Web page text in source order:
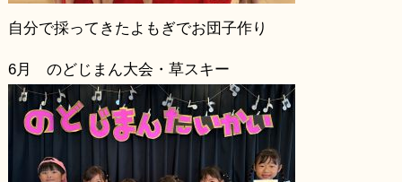
自分で採ってきたよもぎでお団子作り
6月 のどじまん大会・草スキー